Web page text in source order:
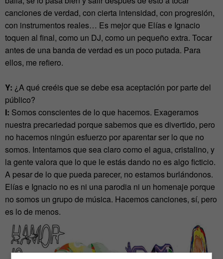
canciones de verdad, con cierta intensidad, con progresión,
con instrumentos reales… Es mejor que Elías e Ignacio
toquen al final, como un DJ, como un pequeño extra. Tocar
antes de una banda de verdad es un poco putada. Para
ellos, me refiero.
Y: ¿A qué creéis que se debe esa aceptación por parte del
público?
I: Somos conscientes de lo que hacemos. Exageramos
nuestra precariedad porque sabemos que es divertido, pero
no hacemos ningún esfuerzo por aparentar ser lo que no
somos. Intentamos que sea claro como el agua, cristalino, y
la gente valora que lo que le estás dando no es algo ficticio.
A pesar de lo que pueda parecer, no estamos burlándonos.
Elías e Ignacio no es ni una parodia ni un homenaje porque
no somos un grupo de música. Hacemos canciones, sí, pero
es lo de menos.